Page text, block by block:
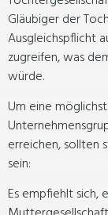
Gläubiger der
Ausgleichspflicht
zugreifen, was
würde.
Um eine
erreichen, sollten
sein:
Es empfiehlt